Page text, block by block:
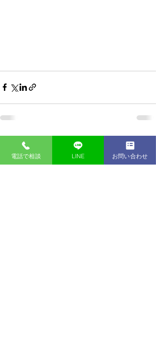
最新記事 すべて表示
電話で相談 LINE お問い合わせ